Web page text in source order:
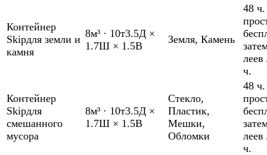
Контейнер
Skipдля земли и
камня
8м³ · 10т3.5Д ×
1.7Ш × 1.5В
Земля, Камень
48 ч.
леев
ч.
Контейнер
Skipдля
смешанного
мусора
8м³ · 10т3.5Д ×
1.7Ш × 1.5В
Стекло,
Пластик,
Мешки,
Обломки
48 ч.
леев
ч.